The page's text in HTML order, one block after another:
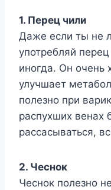
1. Перец чили
Даже если ты не
употребляй
иногда. Он очень
улучшает
полезно при
распухших венах
рассасываться,
2. Чеснок
Чеснок полезно